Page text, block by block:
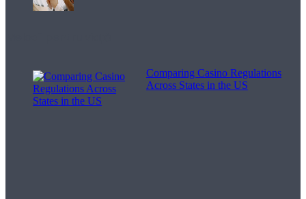
Comparing Casino Regulations
Across States in the US